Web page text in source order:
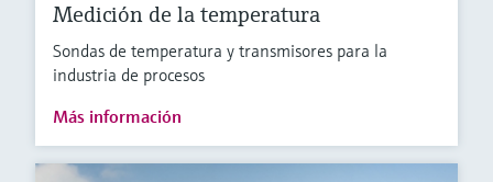
Medición de la temperatura
Sondas de temperatura y transmisores para la
industria de procesos
Más información